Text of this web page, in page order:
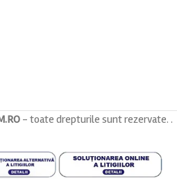
- toate drepturile sunt rezervate. .